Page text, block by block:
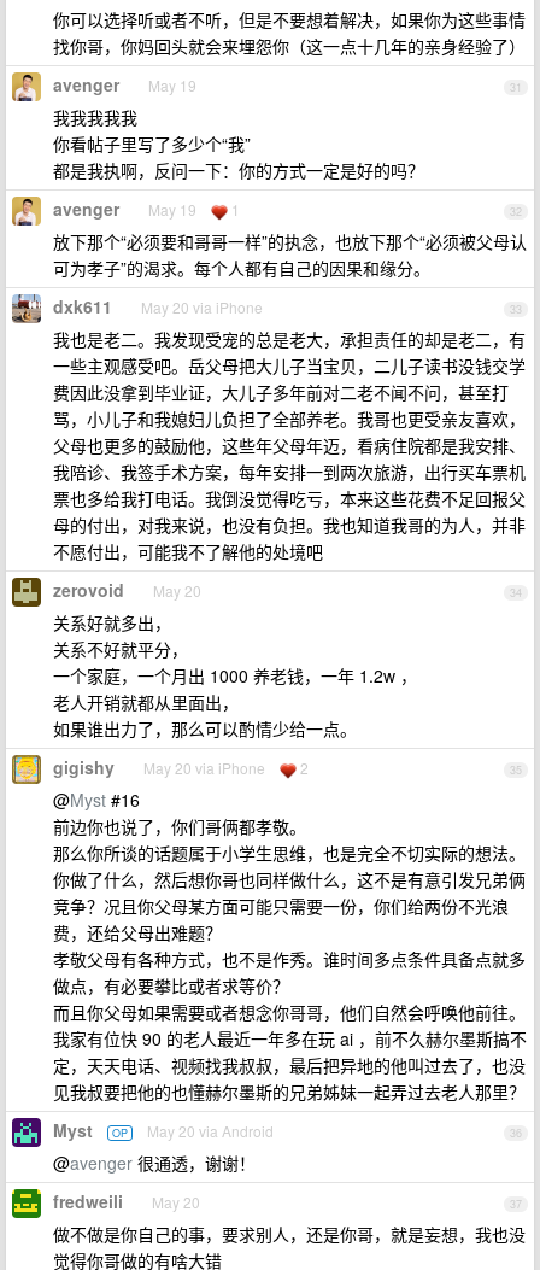
你可以选择听或者不听，但是不要想着解决，如果你为这些事情
找你哥，你妈回头就会来埋怨你（这一点十几年的亲身经验了）
31
avenger May 19
我我我我我
你看帖子里写了多少个“我”
都是我执啊，反问一下：你的方式一定是好的吗？
32
avenger May 19 1
放下那个“必须要和哥哥一样”的执念，也放下那个“必须被父母认
可为孝子”的渴求。每个人都有自己的因果和缘分。
33
dxk611 May 20 via iPhone
我也是老二。我发现受宠的总是老大，承担责任的却是老二，有
一些主观感受吧。岳父母把大儿子当宝贝，二儿子读书没钱交学
费因此没拿到毕业证，大儿子多年前对二老不闻不问，甚至打
骂，小儿子和我媳妇儿负担了全部养老。我哥也更受亲友喜欢，
父母也更多的鼓励他，这些年父母年迈，看病住院都是我安排、
我陪诊、我签手术方案，每年安排一到两次旅游，出行买车票机
票也多给我打电话。我倒没觉得吃亏，本来这些花费不足回报父
母的付出，对我来说，也没有负担。我也知道我哥的为人，并非
不愿付出，可能我不了解他的处境吧
34
zerovoid May 20
关系好就多出，
关系不好就平分，
一个家庭，一个月出 1000 养老钱，一年 1.2w ，
老人开销就都从里面出，
如果谁出力了，那么可以酌情少给一点。
35
gigishy May 20 via iPhone 2
@Myst #16
前边你也说了，你们哥俩都孝敬。
那么你所谈的话题属于小学生思维，也是完全不切实际的想法。
你做了什么，然后想你哥也同样做什么，这不是有意引发兄弟俩
竞争？况且你父母某方面可能只需要一份，你们给两份不光浪
费，还给父母出难题？
孝敬父母有各种方式，也不是作秀。谁时间多点条件具备点就多
做点，有必要攀比或者求等价？
而且你父母如果需要或者想念你哥哥，他们自然会呼唤他前往。
我家有位快 90 的老人最近一年多在玩 ai ，前不久赫尔墨斯搞不
定，天天电话、视频找我叔叔，最后把异地的他叫过去了，也没
见我叔要把他的也懂赫尔墨斯的兄弟姊妹一起弄过去老人那里？
36
Myst OP May 20 via Android
@avenger 很通透，谢谢！
37
fredweili May 20
做不做是你自己的事，要求别人，还是你哥，就是妄想，我也没
觉得你哥做的有啥大错